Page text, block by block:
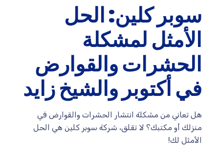
سوبر كلين: الحل
الأمثل لمشكلة
الحشرات والقوارض
في أكتوبر والشيخ زايد
هل تعاني من مشكلة انتشار الحشرات والقوارض في
منزلك أو مكتبك؟ لا تقلق، شركة سوبر كلين هي الحل
الأمثل لك!